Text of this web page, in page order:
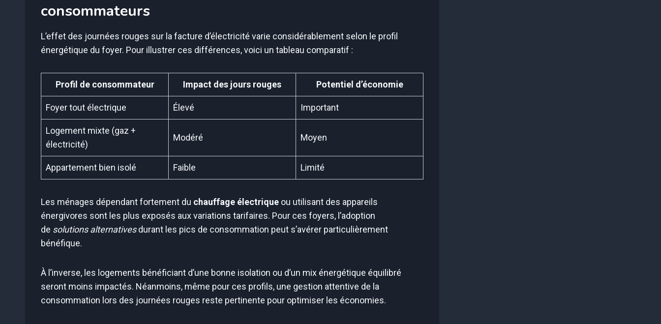
consommateurs
L’effet des journées rouges sur la facture d’électricité varie considérablement selon le profil
énergétique du foyer. Pour illustrer ces différences, voici un tableau comparatif :
Profil de consommateur Impact des jours rouges Potentiel d’économie
Foyer tout électrique Élevé Important
Logement mixte (gaz +
électricité)
Modéré Moyen
Appartement bien isolé Faible Limité
Les ménages dépendant fortement du chauffage électrique ou utilisant des appareils
énergivores sont les plus exposés aux variations tarifaires. Pour ces foyers, l’adoption
de solutions alternativesdurant les pics de consommation peut s’avérer particulièrement
bénéfique.
À l’inverse, les logements bénéficiant d’une bonne isolation ou d’un mix énergétique équilibré
seront moins impactés. Néanmoins, même pour ces profils, une gestion attentive de la
consommation lors des journées rouges reste pertinente pour optimiser les économies.